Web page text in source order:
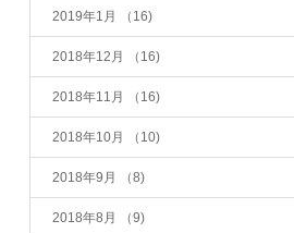
2019年1月 （16)
2018年12月 （16)
2018年11月 （16)
2018年10月 （10)
2018年9月 （8)
2018年8月 （9)